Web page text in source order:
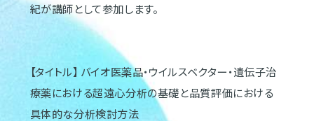
紀が講師として参加します。
【タイトル】 バイオ医薬品・ウイルスベクター・遺伝子治
療薬における超遠心分析の基礎と品質評価における
具体的な分析検討方法